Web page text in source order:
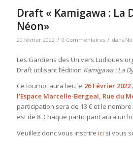
Draft « Kamigawa : La
Néon»
20 février 2022 / 0 Commentaires / dans
Les Gardiens des Univers Ludiques
Draft utilisant l’édition Kamigawa : La
Ce tournoi aura lieu le 26 Février 2022
l’Espace Marcelle-Bergeal, Rue du
participation sera de 13 € et le
est de 8. Chaque participant aura un
Veuillez donc vous inscrire ici si vous